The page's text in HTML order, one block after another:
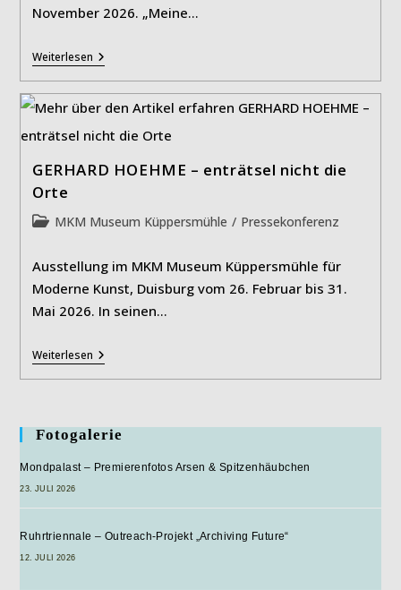
November 2026. „Meine…
WeiterlesenJAUME
PLENSA:
Invisible
GERHARD HOEHME – enträtsel nicht die
Orte
Beitrags-
MKM Museum Küppersmühle / Pressekonferenz
Ausstellung im MKM Museum Küppersmühle für
Moderne Kunst, Duisburg vom 26. Februar bis 31.
Mai 2026. In seinen…
WeiterlesenGERHARD
HOEHME
–
Die
Orte
Fotogalerie
Mondpalast – Premierenfotos Arsen & Spitzenhäubchen
23. JULI 2026
Ruhrtriennale – Outreach-Projekt „Archiving Future“
12. JULI 2026